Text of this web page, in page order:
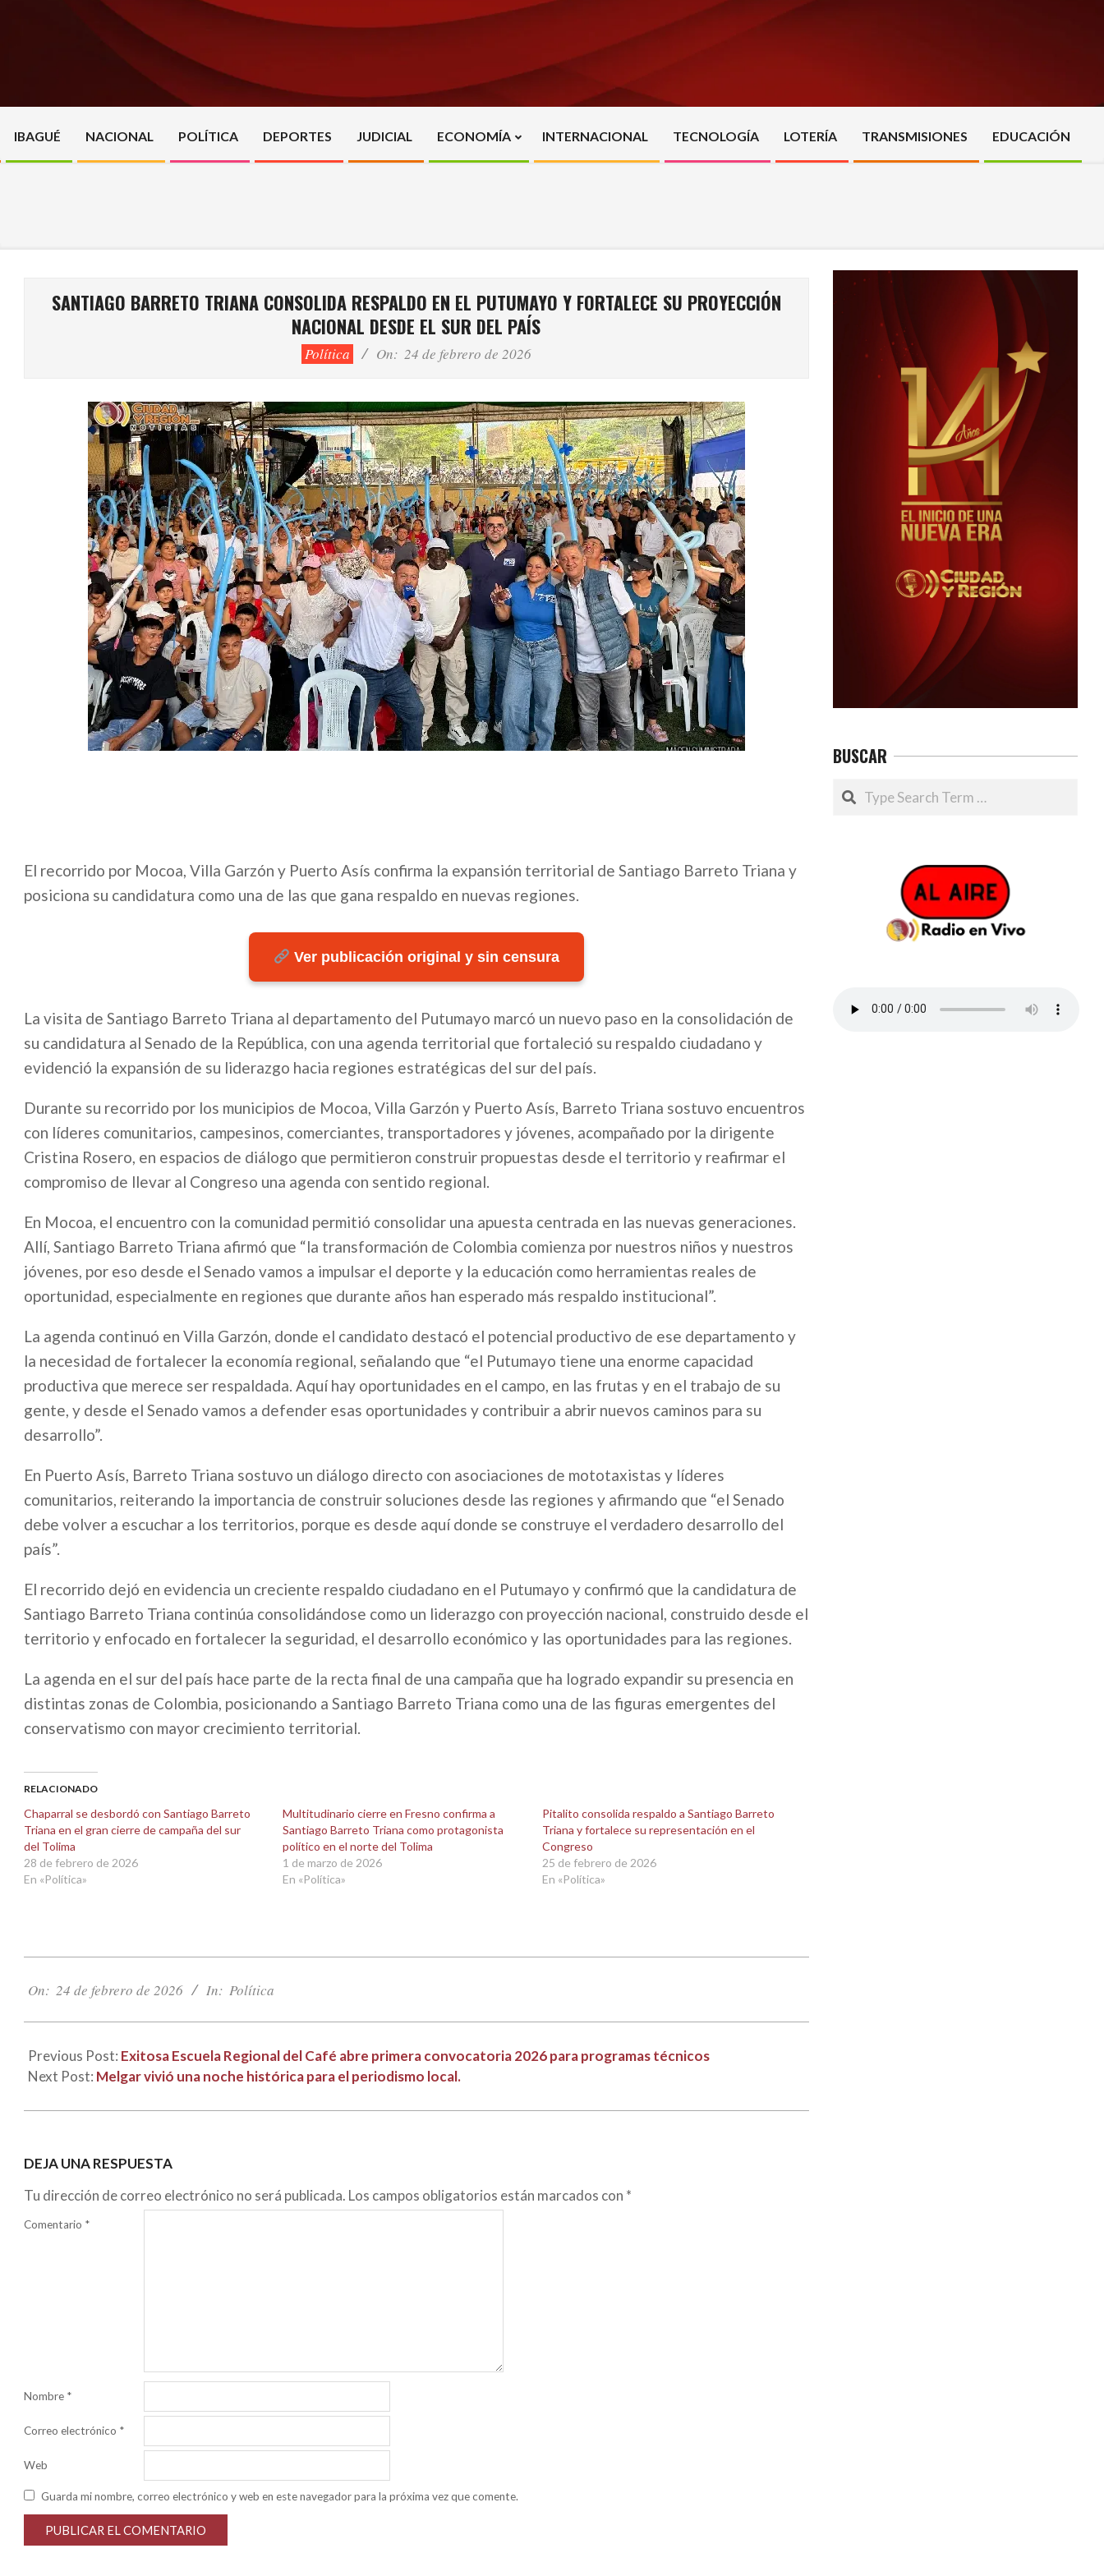
Primary
Navigation
IBAGUÉ NACIONAL POLÍTICA DEPORTES JUDICIAL ECONOMÍA INTERNACIONAL TECNOLOGÍA LOTERÍA TRANSMISIONES EDUCACIÓN
SANTIAGO BARRETO TRIANA CONSOLIDA RESPALDO EN EL PUTUMAYO Y FORTALECE SU PROYECCIÓN
NACIONAL DESDE EL SUR DEL PAÍS
Política On: 24 de febrero de 2026
El recorrido por Mocoa, Villa Garzón y Puerto Asís confirma la expansión territorial de Santiago Barreto Triana y
posiciona su candidatura como una de las que gana respaldo en nuevas regiones.
Ver publicación original y sin censura
La visita de Santiago Barreto Triana al departamento del Putumayo marcó un nuevo paso en la consolidación de
su candidatura al Senado de la República, con una agenda territorial que fortaleció su respaldo ciudadano y
evidenció la expansión de su liderazgo hacia regiones estratégicas del sur del país.
Durante su recorrido por los municipios de Mocoa, Villa Garzón y Puerto Asís, Barreto Triana sostuvo encuentros
con líderes comunitarios, campesinos, comerciantes, transportadores y jóvenes, acompañado por la dirigente
Cristina Rosero, en espacios de diálogo que permitieron construir propuestas desde el territorio y reafirmar el
compromiso de llevar al Congreso una agenda con sentido regional.
En Mocoa, el encuentro con la comunidad permitió consolidar una apuesta centrada en las nuevas generaciones.
Allí, Santiago Barreto Triana afirmó que “la transformación de Colombia comienza por nuestros niños y nuestros
jóvenes, por eso desde el Senado vamos a impulsar el deporte y la educación como herramientas reales de
oportunidad, especialmente en regiones que durante años han esperado más respaldo institucional”.
La agenda continuó en Villa Garzón, donde el candidato destacó el potencial productivo de ese departamento y
la necesidad de fortalecer la economía regional, señalando que “el Putumayo tiene una enorme capacidad
productiva que merece ser respaldada. Aquí hay oportunidades en el campo, en las frutas y en el trabajo de su
gente, y desde el Senado vamos a defender esas oportunidades y contribuir a abrir nuevos caminos para su
desarrollo”.
En Puerto Asís, Barreto Triana sostuvo un diálogo directo con asociaciones de mototaxistas y líderes
comunitarios, reiterando la importancia de construir soluciones desde las regiones y afirmando que “el Senado
debe volver a escuchar a los territorios, porque es desde aquí donde se construye el verdadero desarrollo del
país”.
El recorrido dejó en evidencia un creciente respaldo ciudadano en el Putumayo y confirmó que la candidatura de
Santiago Barreto Triana continúa consolidándose como un liderazgo con proyección nacional, construido desde el
territorio y enfocado en fortalecer la seguridad, el desarrollo económico y las oportunidades para las regiones.
La agenda en el sur del país hace parte de la recta final de una campaña que ha logrado expandir su presencia en
distintas zonas de Colombia, posicionando a Santiago Barreto Triana como una de las figuras emergentes del
conservatismo con mayor crecimiento territorial.
RELACIONADO
Chaparral se desbordó con Santiago Barreto
Triana en el gran cierre de campaña del sur
del Tolima
28 de febrero de 2026
En «Política»
Multitudinario cierre en Fresno confirma a
Santiago Barreto Triana como protagonista
político en el norte del Tolima
1 de marzo de 2026
En «Política»
Pitalito consolida respaldo a Santiago Barreto
Triana y fortalece su representación en el
Congreso
25 de febrero de 2026
En «Política»
02-
On: 24 de febrero de 2026 In: Política
Previous Post: Exitosa Escuela Regional del Café abre primera convocatoria 2026 para programas técnicos
Next Post: Melgar vivió una noche histórica para el periodismo local.
DEJA UNA RESPUESTA
Tu dirección de correo electrónico no será publicada. Los campos obligatorios están marcados con *
Comentario *
Nombre *
Correo electrónico *
Web
Guarda mi nombre, correo electrónico y web en este navegador para la próxima vez que comente.
BUSCAR
Search